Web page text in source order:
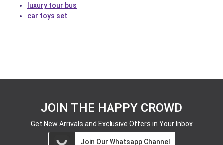
luxury tour bus
car toys set
JOIN THE HAPPY CROWD
Get New Arrivals and Exclusive Offers in Your Inbox
Join Our Whatsapp Channel